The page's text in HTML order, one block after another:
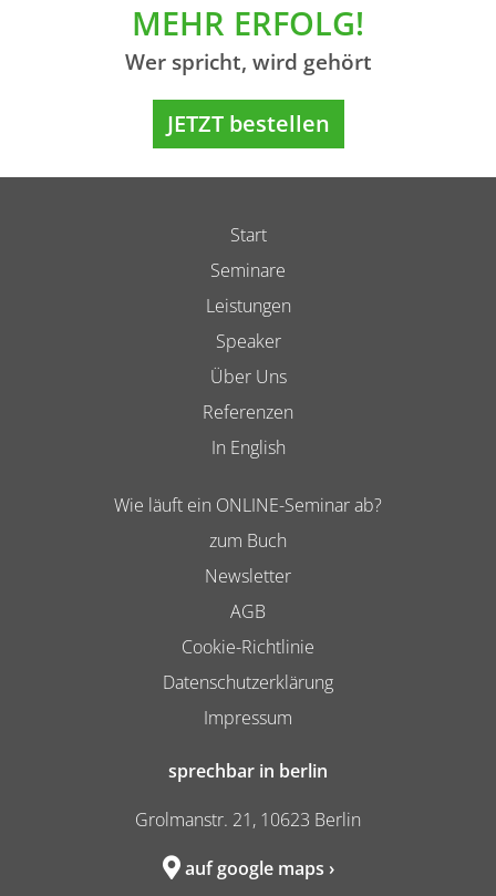
MEHR ERFOLG!
Wer spricht, wird gehört
JETZT bestellen
Start
Seminare
Leistungen
Speaker
Über Uns
Referenzen
In English
Wie läuft ein ONLINE-Seminar ab?
zum Buch
Newsletter
AGB
Cookie-Richtlinie
Datenschutzerklärung
Impressum
sprechbar in berlin
Grolmanstr. 21, 10623 Berlin
auf google maps ›